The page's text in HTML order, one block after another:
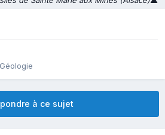
à ce sujet